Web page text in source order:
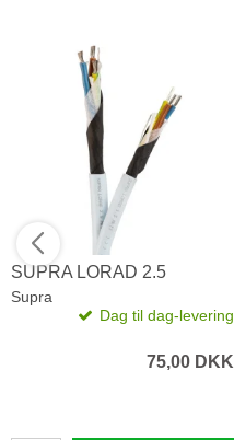
SUPRA LORAD 2.5
Supra
Dag til dag-levering
75,00 DKK